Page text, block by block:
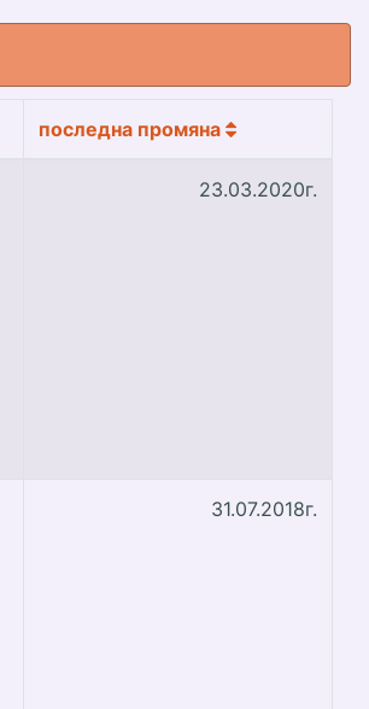
последна промяна
23.03.2020г.
31.07.2018г.